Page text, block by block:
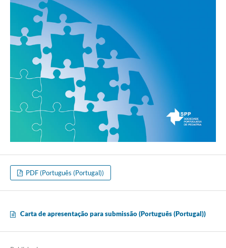
PDF (Português (Portugal))
Carta de apresentação para submissão (Português (Portugal))